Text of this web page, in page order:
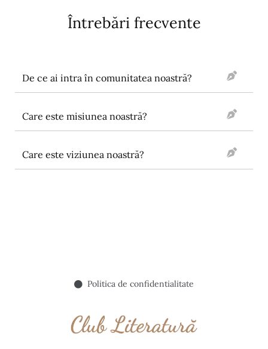
Întrebări frecvente
De ce ai intra în comunitatea noastră?
Care este misiunea noastră?
Care este viziunea noastră?
Politica de confidentialitate